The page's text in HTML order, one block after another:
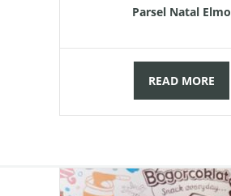
Parsel Natal Elmo
READ MORE